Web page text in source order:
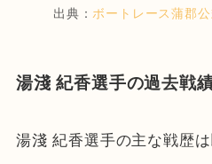
出典： ボートレース蒲郡
湯淺 紀香選手の過去戦
湯淺 紀香選手の主な戦歴は